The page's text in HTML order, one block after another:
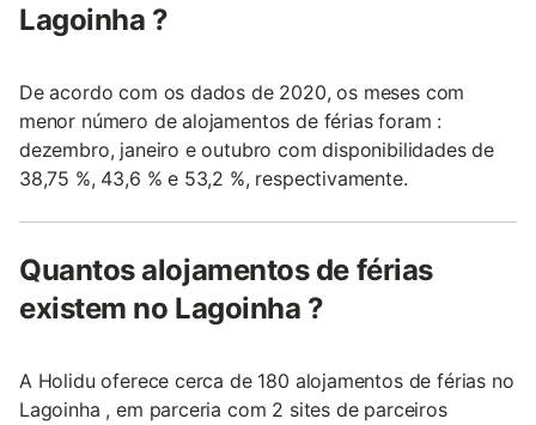
Lagoinha ?
De acordo com os dados de 2020, os meses com
menor número de alojamentos de férias foram :
dezembro, janeiro e outubro com disponibilidades de
38,75 %, 43,6 % e 53,2 %, respectivamente.
Quantos alojamentos de férias
existem no Lagoinha ?
A Holidu oferece cerca de 180 alojamentos de férias no
Lagoinha , em parceria com 2 sites de parceiros